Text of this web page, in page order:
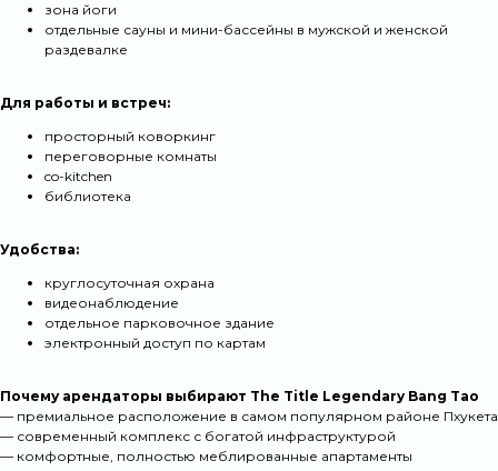
зона йоги
отдельные сауны и мини-бассейны в мужской и женской
раздевалке
Для работы и встреч:
просторный коворкинг
переговорные комнаты
co-kitchen
библиотека
Удобства:
круглосуточная охрана
видеонаблюдение
отдельное парковочное здание
электронный доступ по картам
Почему арендаторы выбирают The Title Legendary Bang Tao
— премиальное расположение в самом популярном районе Пхукета
— современный комплекс с богатой инфраструктурой
— комфортные, полностью меблированные апартаменты